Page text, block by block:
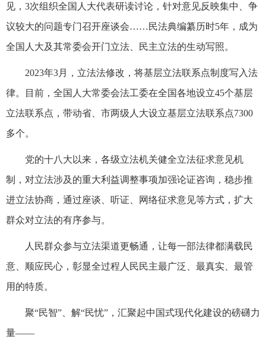
见，3次组织全国人大代表研读讨论，针对意见反映集中、争
议较大的问题专门召开座谈会……民法典编纂历时5年，成为
全国人大及其常委会开门立法、民主立法的生动写照。
2023年3月，立法法修改，将基层立法联系点制度写入法
律。目前，全国人大常委会法工委在全国各地设立45个基层
立法联系点，带动省、市两级人大设立基层立法联系点7300
多个。
党的十八大以来，各级立法机关健全立法征求意见机
制，对立法涉及的重大利益调整事项加强论证咨询，稳步推
进立法协商，通过座谈、听证、网络征求意见等方式，扩大
群众对立法的有序参与。
人民群众参与立法渠道更畅通，让每一部法律都满载民
意、顺应民心，彰显全过程人民民主最广泛、最真实、最管
用的特质。
聚“民智”、解“民忧”，汇聚起中国式现代化建设的磅礴力
量——